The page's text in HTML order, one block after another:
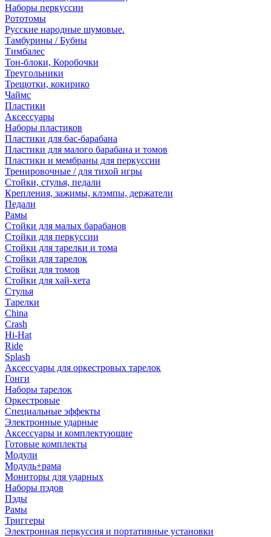
Наборы перкуссии
Рототомы
Русские народные шумовые.
Тамбурины / Бубны
Тимбалес
Тон-блоки, Коробочки
Треугольники
Трещотки, кокирико
Чаймс
Пластики
Аксессуары
Наборы пластиков
Пластики для бас-барабана
Пластики для малого барабана и томов
Пластики и мембраны для перкуссии
Тренировочные / для тихой игры
Стойки, стулья, педали
Крепления, зажимы, клэмпы, держатели
Педали
Рамы
Стойки для малых барабанов
Стойки для перкуссии
Стойки для тарелки и тома
Стойки для тарелок
Стойки для томов
Стойки для хай-хета
Стулья
Тарелки
China
Crash
Hi-Hat
Ride
Splash
Аксессуары для оркестровых тарелок
Гонги
Наборы тарелок
Оркестровые
Специальные эффекты
Электронные ударные
Аксессуары и комплектующие
Готовые комплекты
Модули
Модуль+рама
Мониторы для ударных
Наборы пэдов
Пэды
Рамы
Триггеры
Электронная перкуссия и портативные установки